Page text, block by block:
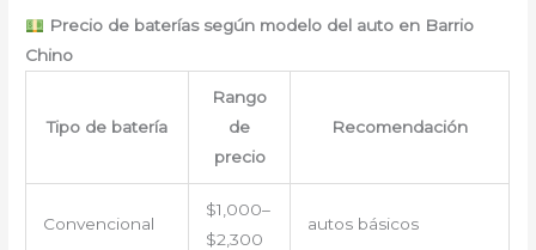
Precio de baterías según modelo del auto en Barrio
Chino
Tipo de batería
Rango
de
precio
Recomendación
Convencional
$1,000–
$2,300
autos básicos